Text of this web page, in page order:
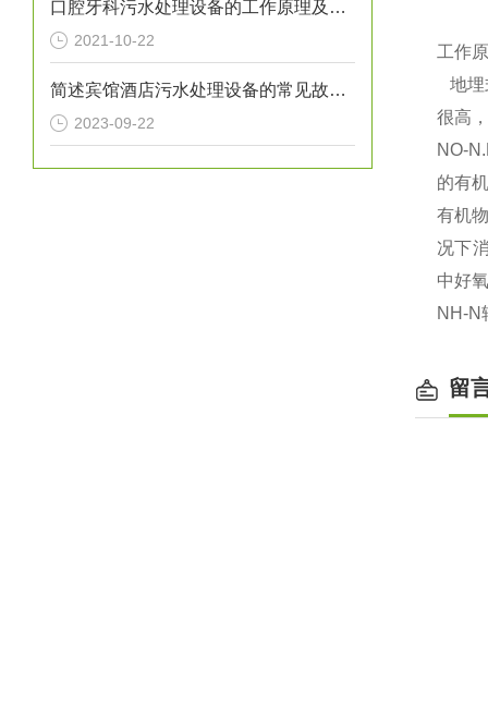
口腔牙科污水处理设备的工作原理及出故障时需采取的措施介绍
2021-10-22
简述宾馆酒店污水处理设备的常见故障相应解决方法
2023-09-22
工作
地埋
很高
NO-
的有
有机
况下
中好
NH-N
留